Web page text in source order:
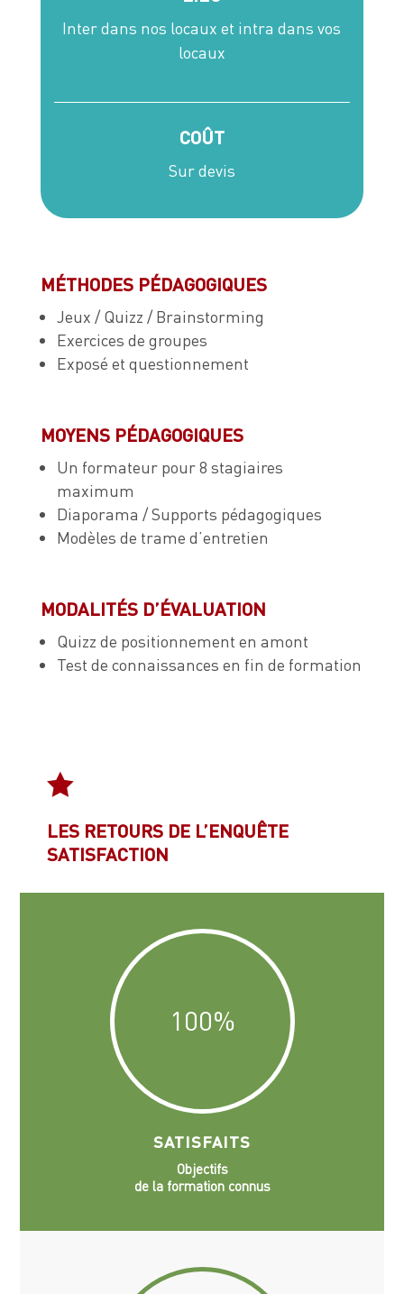
Inter dans nos locaux et intra dans vos
locaux
COÛT
Sur devis
MÉTHODES PÉDAGOGIQUES
Jeux / Quizz / Brainstorming
Exercices de groupes
Exposé et questionnement
MOYENS PÉDAGOGIQUES
Un formateur pour 8 stagiaires
maximum
Diaporama / Supports pédagogiques
Modèles de trame d’entretien
MODALITÉS D’ÉVALUATION
Quizz de positionnement en amont
Test de connaissances en fin de formation

LES RETOURS DE L’ENQUÊTE
SATISFACTION
100%
SATISFAITS
Objectifs
de la formation connus